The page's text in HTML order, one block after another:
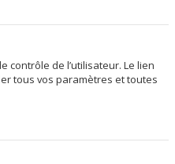
de l’utilisateur. Le lien
tous vos paramètres et toutes